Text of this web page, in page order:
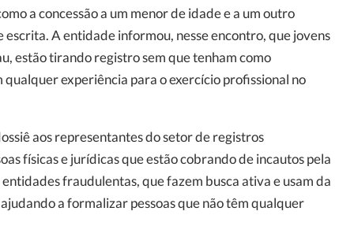
a concessão a um menor de idade e a um outro
A entidade informou, nesse encontro, que jovens
estão tirando registro sem que tenham como
experiência para o exercício profissional no
aos representantes do setor de registros
físicas e jurídicas que estão cobrando de incautos pela
fraudulentas, que fazem busca ativa e usam da
a formalizar pessoas que não têm qualquer